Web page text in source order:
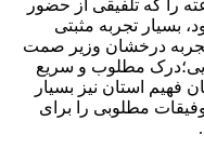
صمت گیلان این نشست ۳ ساعته را که تلفیقی از حضور
بسیار تجربه مثبتی
تجربه درخشان وزیر صمت
مطلوب و سریع
فهیم استان نیز بسیار
مطلوبی را برای